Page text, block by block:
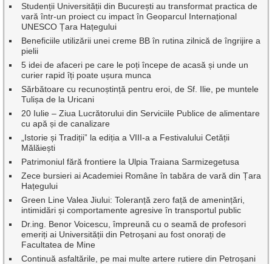
Studenții Universității din București au transformat practica de
vară într-un proiect cu impact în Geoparcul Internațional
UNESCO Țara Hațegului
Beneficiile utilizării unei creme BB în rutina zilnică de îngrijire a
pielii
5 idei de afaceri pe care le poți începe de acasă și unde un
curier rapid îți poate ușura munca
Sărbătoare cu recunoștință pentru eroi, de Sf. Ilie, pe muntele
Tulișa de la Uricani
20 Iulie – Ziua Lucrătorului din Serviciile Publice de alimentare
cu apă și de canalizare
„Istorie și Tradiții” la ediția a VIII-a a Festivalului Cetății
Mălăiești
Patrimoniul fără frontiere la Ulpia Traiana Sarmizegetusa
Zece bursieri ai Academiei Române în tabăra de vară din Țara
Hațegului
Green Line Valea Jiului: Toleranță zero față de amenințări,
intimidări și comportamente agresive în transportul public
Dr.ing. Benor Voicescu, împreună cu o seamă de profesori
emeriți ai Universității din Petroșani au fost onorați de
Facultatea de Mine
Continuă asfaltările, pe mai multe artere rutiere din Petroșani